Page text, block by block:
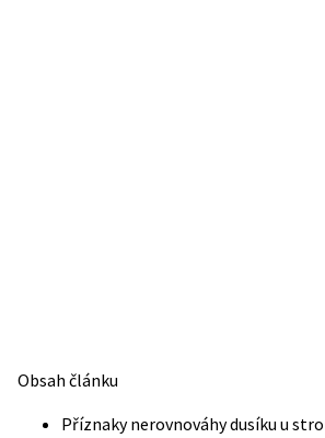
Obsah článku
Příznaky nerovnováhy dusíku u